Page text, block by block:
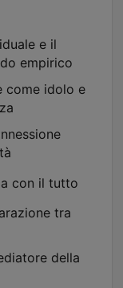
e il
empirico
come idolo e
con il tutto
tra
della